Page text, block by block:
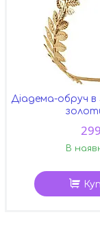
Діадема-обруч в
В